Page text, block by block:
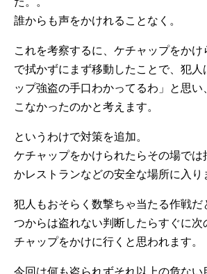
誰からも声をかけれることなく。
これを考察するに、ケチャップをか
で拭かずにまず移動したことで、犯人
ップ強盗の手口わかってるわ」と思
こなかったのかと考えます。
というわけで対策を追加。
ケチャップをかけられたらその場では
かレストランなどの安全な場所に入り
犯人もおそらく数撃ちゃ当たる作戦だ
つからは盗れない判断したらすぐに次
チャップをかけに行くと思われます。
今回は何も盗られずそれ以上の危ない